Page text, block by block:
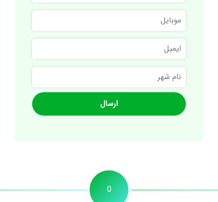
نام
خانوادگی
موبایل
ایمیل
نام
شهر
0